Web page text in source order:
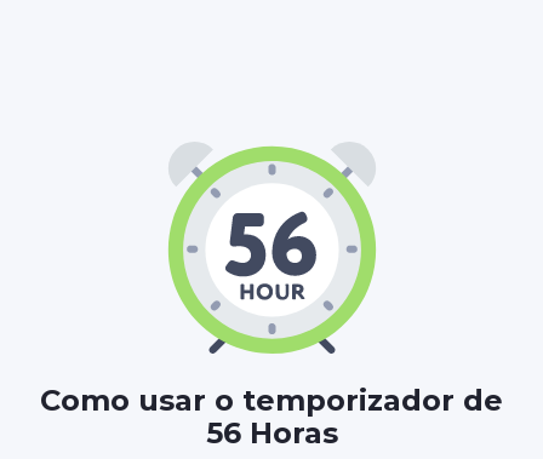
Como usar o temporizador de
56 Horas
56 00
MINUTOS 00